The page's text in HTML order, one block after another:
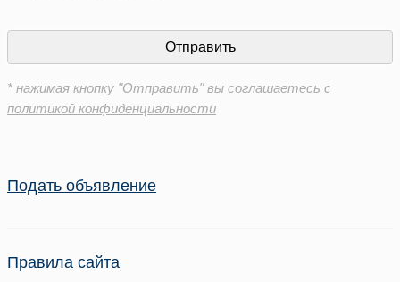
* нажимая кнопку "Отправить" вы соглашаетесь с
политикой конфиденциальности
Подать объявление
Правила сайта